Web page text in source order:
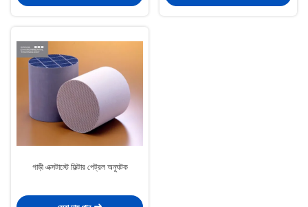
গাড়ী এক্সটাস্টে ফিল্টার পেট্রল অনুঘটক